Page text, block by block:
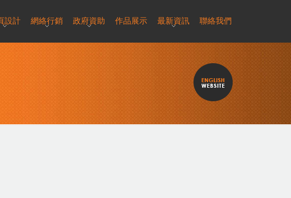
設計 網絡行銷 政府資助 作品展示 最新資訊 聯絡我們